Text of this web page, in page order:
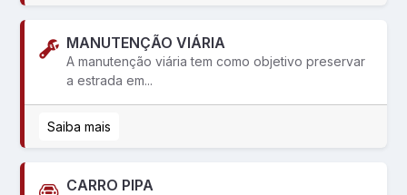
MANUTENÇÃO VIÁRIA
A manutenção viária tem como objetivo preservar
a estrada em...
Saiba mais
CARRO PIPA